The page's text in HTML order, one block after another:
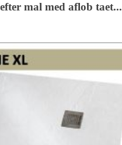
mal med aflob taet...